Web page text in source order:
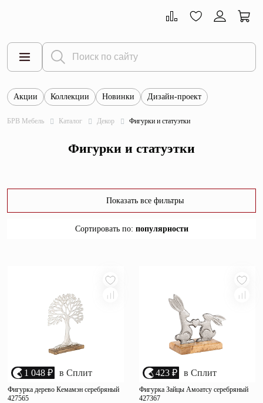
Все товары
Тумбы
Полки
Матрасы
Прихожие
Освещение
Акции Коллекции Новинки Дизайн-проект
БРВ Мебель Каталог Декор Фигурки и статуэтки
Фигурки и статуэтки
Показать все фильтры
Сортировать по: популярности
размеру скидки
1 048 ₽ в Сплит
Фигурка дерево Кемамэн серебряный
427565
423 ₽ в Сплит
Фигурка Зайцы Амоатсу серебряный
427367